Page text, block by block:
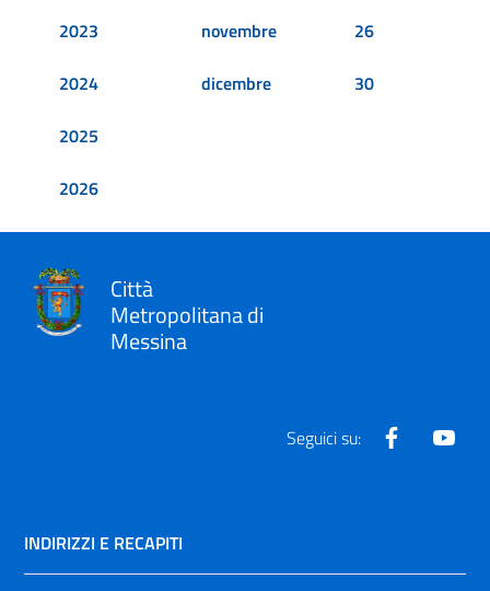
2023
2024
2025
2026
novembre
dicembre
26
30
Città
Metropolitana di
Messina
Seguici su: Facebook
INDIRIZZI E RECAPITI